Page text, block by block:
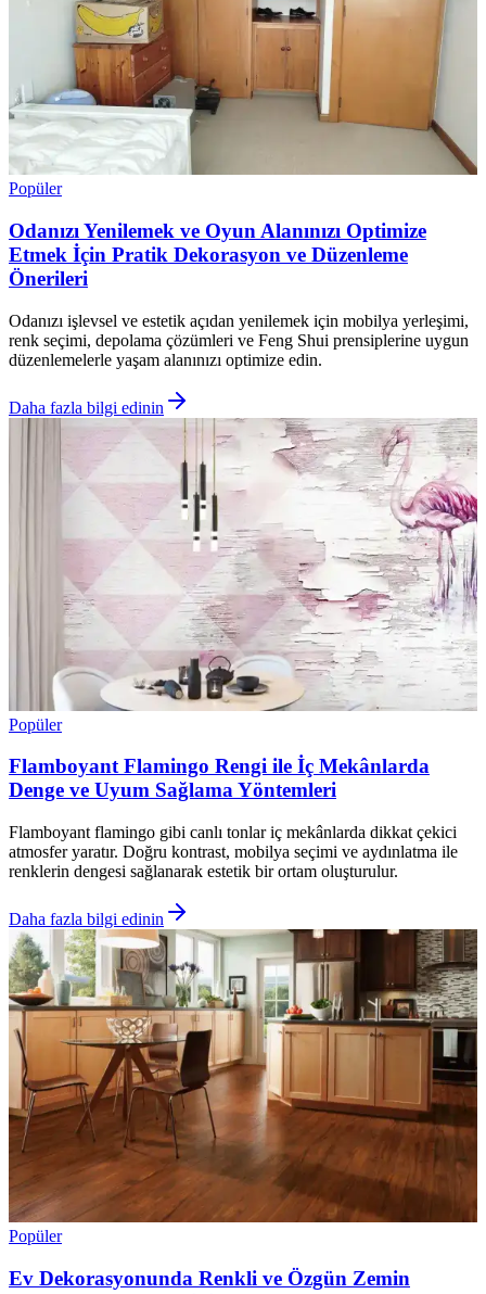
Popüler
Odanızı Yenilemek ve Oyun Alanınızı Optimize
Etmek İçin Pratik Dekorasyon ve Düzenleme
Önerileri
Odanızı işlevsel ve estetik açıdan yenilemek için mobilya yerleşimi,
renk seçimi, depolama çözümleri ve Feng Shui prensiplerine uygun
düzenlemelerle yaşam alanınızı optimize edin.
Daha fazla bilgi edinin
Popüler
Flamboyant Flamingo Rengi ile İç Mekânlarda
Denge ve Uyum Sağlama Yöntemleri
Flamboyant flamingo gibi canlı tonlar iç mekânlarda dikkat çekici
atmosfer yaratır. Doğru kontrast, mobilya seçimi ve aydınlatma ile
renklerin dengesi sağlanarak estetik bir ortam oluşturulur.
Daha fazla bilgi edinin
Popüler
Ev Dekorasyonunda Renkli ve Özgün Zemin